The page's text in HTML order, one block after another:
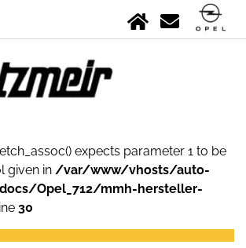
expects parameter 1 to be
given in /var/www/vhosts/auto-
Opel_712/mmh-hersteller-
30